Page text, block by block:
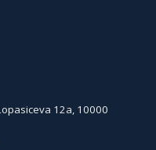
12a, 10000